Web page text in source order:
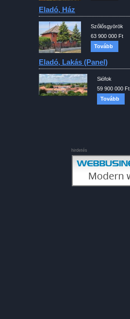
Eladó, Ház
Szőlősgyörök
63 900 000 Ft
Tovább
Eladó, Lakás (panel)
Siófok
59 900 000 Ft
Tovább
hirdetés